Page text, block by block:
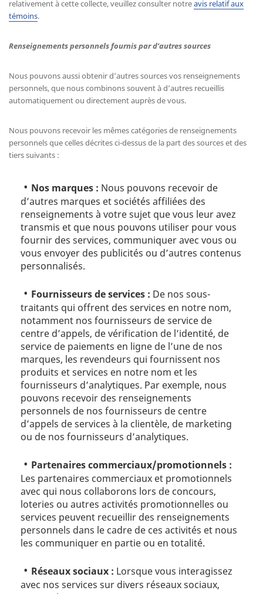
relativement à cette collecte, veuillez consulter notreavis relatif aux
témoins.
Renseignements personnels fournis par d’autres sources
Nous pouvons aussi obtenir d’autres sources vos renseignements
personnels, que nous combinons souvent à d’autres recueillis
automatiquement ou directement auprès de vous.
Nous pouvons recevoir les mêmes catégories de renseignements
personnels que celles décrites ci-dessus de la part des sources et des
tiers suivants :
Nos marques : Nous pouvons recevoir de
d’autres marques et sociétés affiliées des
renseignements à votre sujet que vous leur avez
transmis et que nous pouvons utiliser pour vous
fournir des services, communiquer avec vous ou
vous envoyer des publicités ou d’autres contenus
personnalisés.
Fournisseurs de services : De nos sous-
traitants qui offrent des services en notre nom,
notamment nos fournisseurs de service de
centre d’appels, de vérification de l’identité, de
service de paiements en ligne de l’une de nos
marques, les revendeurs qui fournissent nos
produits et services en notre nom et les
fournisseurs d’analytiques. Par exemple, nous
pouvons recevoir des renseignements
personnels de nos fournisseurs de centre
d’appels de services à la clientèle, de marketing
ou de nos fournisseurs d’analytiques.
Partenaires commerciaux/promotionnels :
Les partenaires commerciaux et promotionnels
avec qui nous collaborons lors de concours,
loteries ou autres activités promotionnelles ou
services peuvent recueillir des renseignements
personnels dans le cadre de ces activités et nous
les communiquer en partie ou en totalité.
Réseaux sociaux : Lorsque vous interagissez
avec nos services sur divers réseaux sociaux,